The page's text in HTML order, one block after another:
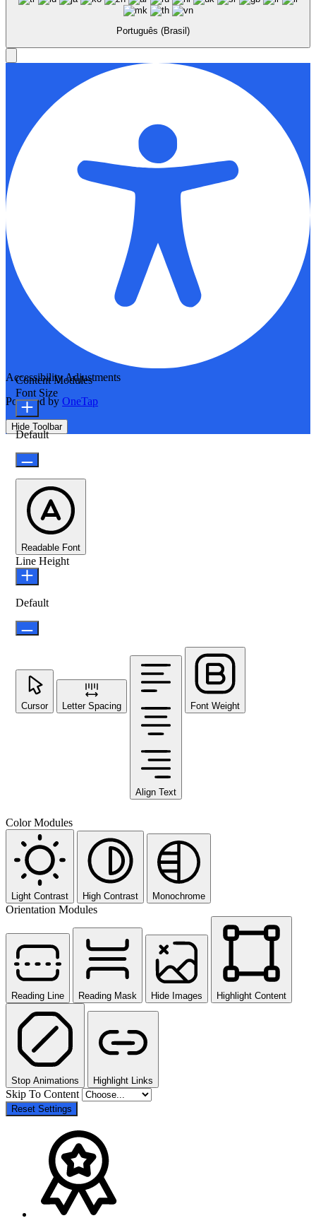
Português (Brasil)
Accessibility Adjustments
Powered by OneTap
Hide Toolbar
Content Modules
Font Size
Default
Readable Font
Line Height
Default
Cursor Letter Spacing
Align Text
Font Weight
Color Modules
Light Contrast High Contrast Monochrome
Orientation Modules
Reading Line Reading Mask Hide Images Highlight Content
Stop Animations Highlight Links
Skip To Content
Reset Settings